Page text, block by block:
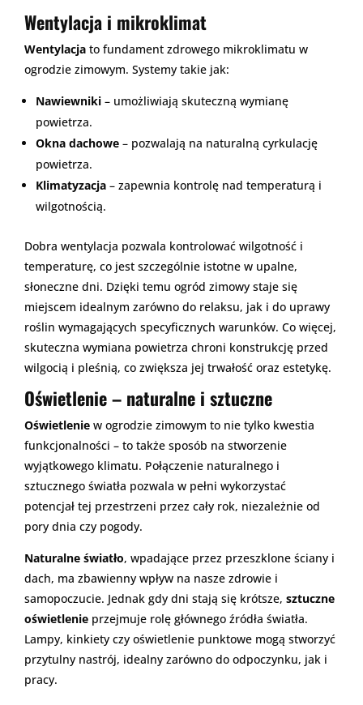
Wentylacja i mikroklimat
Wentylacja to fundament zdrowego mikroklimatu w
ogrodzie zimowym. Systemy takie jak:
Nawiewniki – umożliwiają skuteczną wymianę
powietrza.
Okna dachowe – pozwalają na naturalną cyrkulację
powietrza.
Klimatyzacja – zapewnia kontrolę nad temperaturą i
wilgotnością.
Dobra wentylacja pozwala kontrolować wilgotność i
temperaturę, co jest szczególnie istotne w upalne,
słoneczne dni. Dzięki temu ogród zimowy staje się
miejscem idealnym zarówno do relaksu, jak i do uprawy
roślin wymagających specyficznych warunków. Co więcej,
skuteczna wymiana powietrza chroni konstrukcję przed
wilgocią i pleśnią, co zwiększa jej trwałość oraz estetykę.
Oświetlenie – naturalne i sztuczne
Oświetlenie w ogrodzie zimowym to nie tylko kwestia
funkcjonalności – to także sposób na stworzenie
wyjątkowego klimatu. Połączenie naturalnego i
sztucznego światła pozwala w pełni wykorzystać
potencjał tej przestrzeni przez cały rok, niezależnie od
pory dnia czy pogody.
Naturalne światło, wpadające przez przeszklone ściany i
dach, ma zbawienny wpływ na nasze zdrowie i
samopoczucie. Jednak gdy dni stają się krótsze, sztuczne
oświetlenie przejmuje rolę głównego źródła światła.
Lampy, kinkiety czy oświetlenie punktowe mogą stworzyć
przytulny nastrój, idealny zarówno do odpoczynku, jak i
pracy.